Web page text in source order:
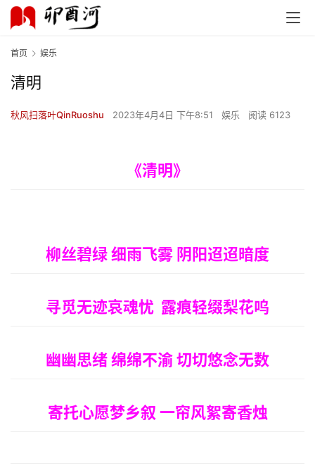
首页 娱乐
清明
秋风扫落叶QinRuoshu 2023年4月4日 下午8:51 娱乐 阅读 6123
《清明》
柳丝碧绿 细雨飞雾 阴阳迢迢暗度
寻觅无迹哀魂忧 露痕轻缀梨花呜
幽幽思绪 绵绵不渝 切切悠念无数
寄托心愿梦乡叙 一帘风絮寄香烛